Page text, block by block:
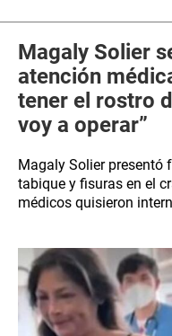
Magaly Solier
atención
tener el rostro
voy a operar”
Magaly Solier presentó
tabique y fisuras en el
médicos quisieron